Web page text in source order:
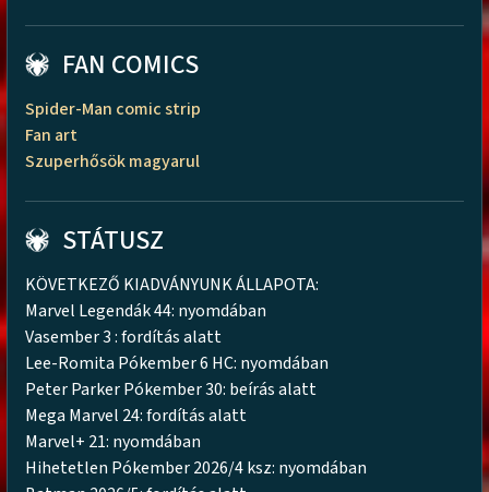
FAN COMICS
Spider-Man comic strip
Fan art
Szuperhősök magyarul
STÁTUSZ
KÖVETKEZŐ KIADVÁNYUNK ÁLLAPOTA:
Marvel Legendák 44: nyomdában
Vasember 3 : fordítás alatt
Lee-Romita Pókember 6 HC: nyomdában
Peter Parker Pókember 30: beírás alatt
Mega Marvel 24: fordítás alatt
Marvel+ 21: nyomdában
Hihetetlen Pókember 2026/4 ksz: nyomdában